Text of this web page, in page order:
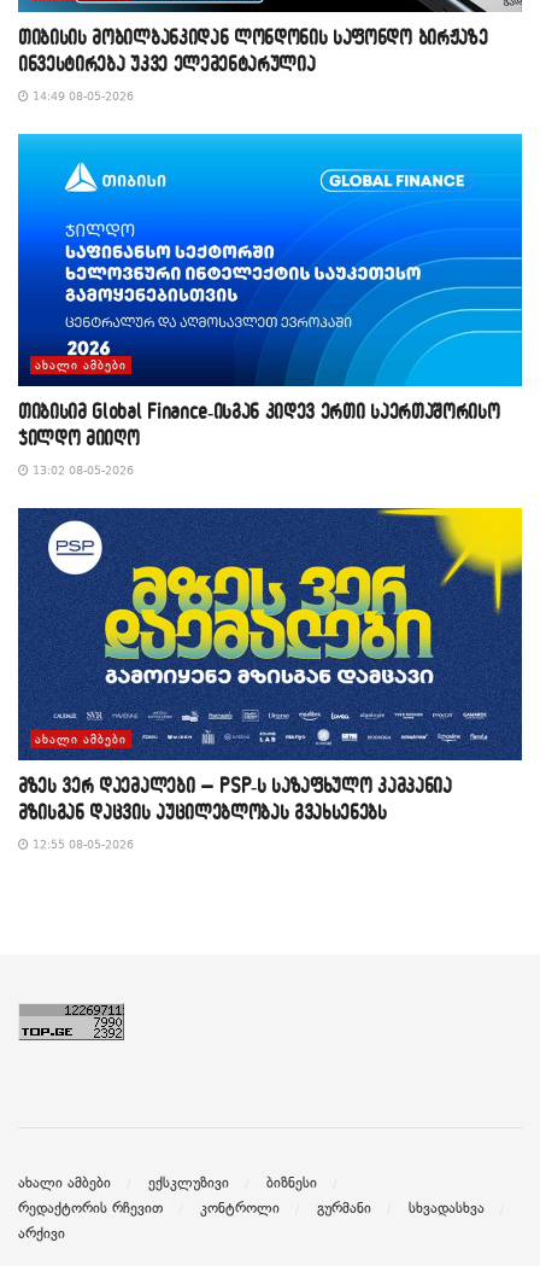
თიბისის მობილბანკიდან ლონდონის საფონდო ბირჟაზე
ინვესტირება უკვე ელემენტარულია
14:49 08-05-2026
ᲐᲮᲐᲚᲘ ᲐᲛᲑᲔᲑᲘ
თიბისიმ Global Finance-ისგან კიდევ ერთი საერთაშორისო
ჯილდო მიიღო
13:02 08-05-2026
ᲐᲮᲐᲚᲘ ᲐᲛᲑᲔᲑᲘ
მზეს ვერ დაემალები – PSP-ს საზაფხულო კამპანია
მზისგან დაცვის აუცილებლობას გვახსენებს
12:55 08-05-2026
ახალი ამბები ექსკლუზივი
ბიზნესი
რედაქტორის რჩევით
კონტროლი გურმანი
სხვადასხვა
არქივი